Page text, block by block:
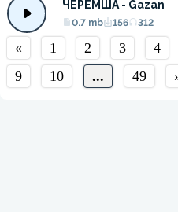
ЧЕРЕМША - Gazan
0.7 mb 156 312
« 1 2 3 4
9
10 ... 49